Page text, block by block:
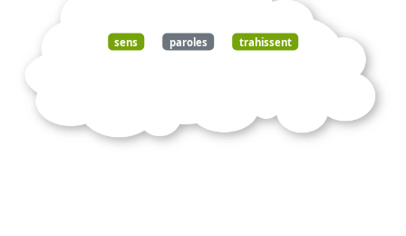
sens paroles trahissent